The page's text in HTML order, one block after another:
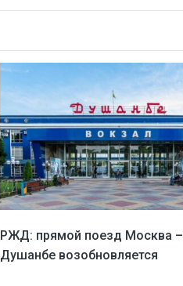
РЖД: прямой поезд Москва –
Душанбе возобновляется